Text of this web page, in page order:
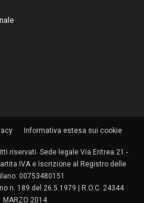
Informativa estesa sui cookie
riservati. Sede legale Via Eritrea 21 -
IVA e Iscrizione al Registro delle
00753480151
n. 189 del 26.5.1979 | R.O.C. 24344
MARZO 2014